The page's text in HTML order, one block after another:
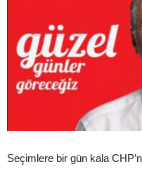
Seçimlere bir gün kala